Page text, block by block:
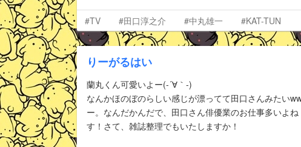
#TV #田口淳之介 #中丸雄一 #KAT-TUN
りーがるはい
蘭丸くん可愛いよー(-´∀｀-)
なんかほのぼのらしい感じが漂ってて田口さんみたい
ー。なんだかんだで、田口さん俳優業のお仕事多いよ
す！さて、雑誌整理でもいたしますか！